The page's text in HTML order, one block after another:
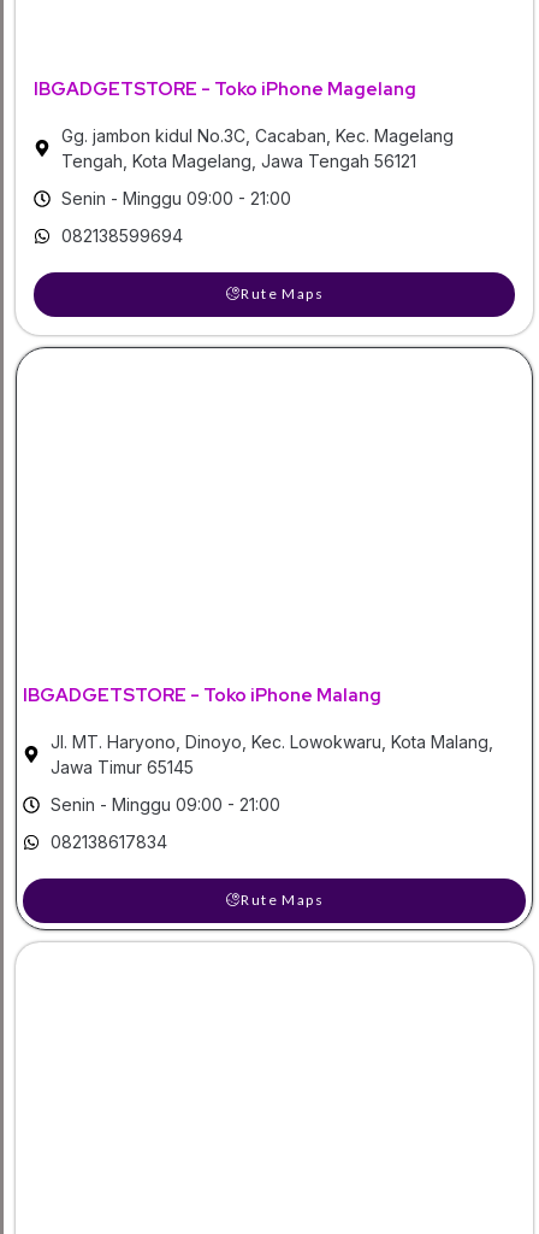
IBGADGETSTORE - Toko iPhone Magelang
Gg. jambon kidul No.3C, Cacaban, Kec. Magelang
Tengah, Kota Magelang, Jawa Tengah 56121
Senin - Minggu 09:00 - 21:00
082138599694
Rute Maps
IBGADGETSTORE - Toko iPhone Malang
Jl. MT. Haryono, Dinoyo, Kec. Lowokwaru, Kota Malang,
Jawa Timur 65145
Senin - Minggu 09:00 - 21:00
082138617834
Rute Maps